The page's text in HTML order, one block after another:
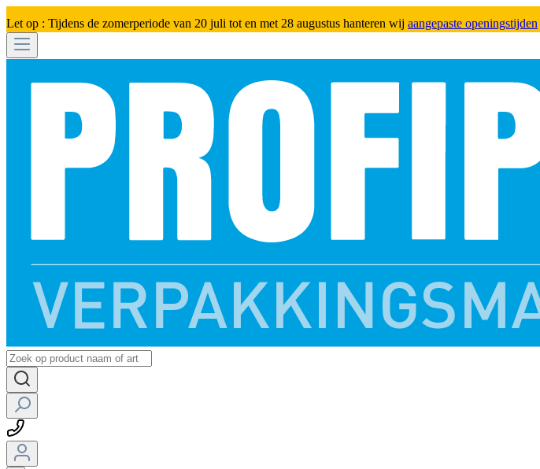
Let op : Tijdens de zomerperiode van 20 juli tot en met 28 augustus hanteren wij aangepaste openingstijden